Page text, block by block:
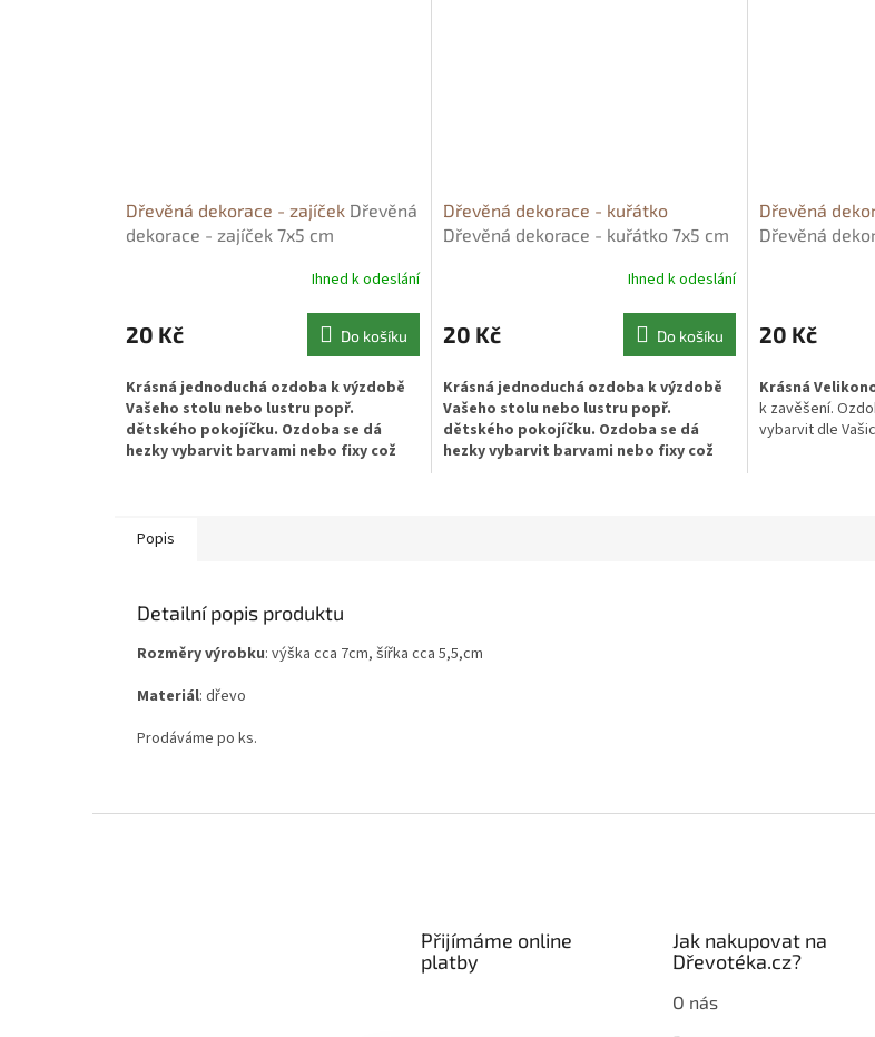
Dřevěná dekorace - zajíček Dřevěná
dekorace - zajíček 7x5 cm
Ihned k odeslání
20 Kč Do košíku
Krásná jednoduchá ozdoba k výzdobě
Vašeho stolu nebo lustru popř.
dětského pokojíčku. Ozdoba se dá
hezky vybarvit barvami nebo fixy což
Dřevěná dekorace - kuřátko
Dřevěná dekorace - kuřátko 7x5 cm
Ihned k odeslání
20 Kč Do košíku
Krásná jednoduchá ozdoba k výzdobě
Vašeho stolu nebo lustru popř.
dětského pokojíčku. Ozdoba se dá
hezky vybarvit barvami nebo fixy což
Dřevěná
Dřevěná
20 Kč
Krásná
k zavěšení.
vybarvit dle
Popis
Detailní popis produktu
Rozměry výrobku: výška cca 7cm, šířka cca 5,5,cm
Materiál: dřevo
Prodáváme po ks.
Přijímáme online
platby
Jak nakupovat na
Dřevotéka.cz?
O nás